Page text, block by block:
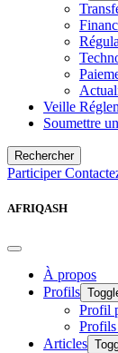
Veille
Soumettre
Rechercher
Participer
AFRIQASH
À propos
Profils
Profil
Profils
Articles